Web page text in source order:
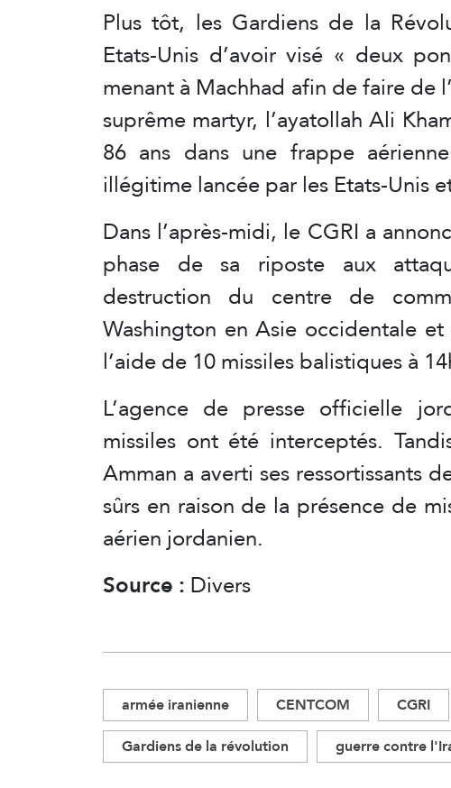
Plus tôt, les Gardiens de la
Etats-Unis d’avoir visé « deux
menant à Machhad afin de faire de
suprême martyr, l’ayatollah Ali
86 ans dans une frappe
illégitime lancée par les Etats-Unis
Dans l’après-midi, le CGRI a
phase de sa riposte aux
destruction du centre de
Washington en Asie occidentale
l’aide de 10 missiles balistiques à
L’agence de presse officielle
missiles ont été interceptés.
Amman a averti ses ressortissants
sûrs en raison de la présence de
aérien jordanien.
Source :Divers
armée iranienne CENTCOM CGRI
Gardiens de la révolution
guerre contre